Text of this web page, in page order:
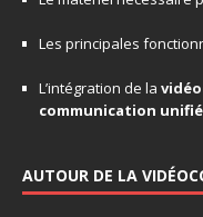
Les principales
L’intégration de la
communication
AUTOUR DE LA